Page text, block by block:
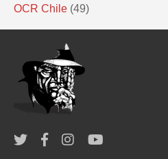
OCR Chile (49)